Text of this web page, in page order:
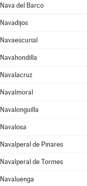
Nava del Barco
Navadijos
Navaescurial
Navahondilla
Navalacruz
Navalmoral
Navalonguilla
Navalosa
Navalperal de Pinares
Navalperal de Tormes
Navaluenga